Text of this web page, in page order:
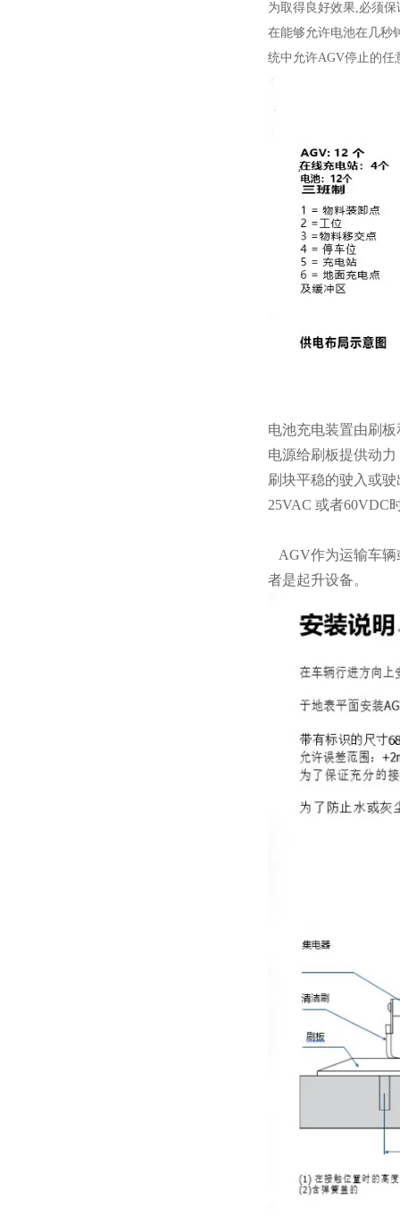
为取得良好效果,必须
在能够允许电池在几秒
统中允许AGV停止的任
电池充电装置由刷
电源给刷板提供动
刷块平稳的驶入或
25VAC 或者60VDC
AGV作为运输车辆
者是起升设备。